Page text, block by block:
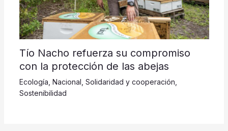
Tío Nacho refuerza su compromiso
con la protección de las abejas
Ecología Nacional Solidaridad y cooperación
Sostenibilidad